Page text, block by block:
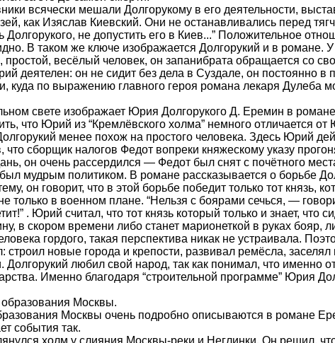
всячески мешали Долгорукому в его деятельности,
как Изяслав Киевский. Они не останавливались перед
Долгорукого, не допустить его в Киев...” Положительное
В таком же ключе изображается Долгорукий и в романе.
простой, весёлый человек, он запанибрата обращается со
деятелен: он не сидит без дела в Суздале, он постоянно в
куда по выражению главного героя романа лекаря Дулеба
свете изображает Юрия Долгорукого Д. Еремин в
что Юрий из “Кремлёвского холма” немного отличается
менее похож на простого человека. Здесь Юрий
что сборщик налогов Федот вопреки княжескому указу
он очень рассердился — Федот был снят с почётного
мудрым политиком. В романе рассказывается о борьбе
он говорит, что в этой борьбе победит только тот князь,
только в военном плане. “Нельзя с боярами сечься, —
. Юрий считал, что тот князь который только и знает, что
в скором времени либо станет марионеткой в руках бояр,
гордого, такая перспектива никак не устраивала.
строил новые города и крепости, развивал ремёсла,
любил свой народ, так как понимал, что именно
Именно благодаря “строительной программе” Юрия
образования Москвы.
Москвы очень подробно описываются в романе
события так.
холм у слияния Москвы-реки и Неглинки. Он решил,